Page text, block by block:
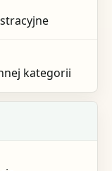
kategorii